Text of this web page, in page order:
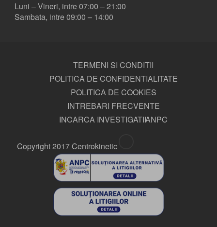
DR. REMUS CARAMAN
Medic primar ortopedie-traumatologie
Luni – Vineri, intre 07:00 – 21:00
Sambata, intre 09:00 – 14:00
TERMENI SI CONDITII
POLITICA DE CONFIDENTIALITATE
POLITICA DE COOKIES
INTREBARI FRECVENTE
INCARCA INVESTIGATIIANPC
Copyright 2017 Centrokinetic